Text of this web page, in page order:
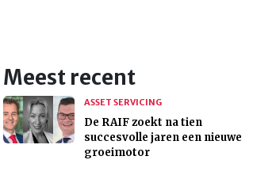
Meest recent
ASSET SERVICING
De RAIF zoekt na tien
succesvolle jaren een nieuwe
groeimotor